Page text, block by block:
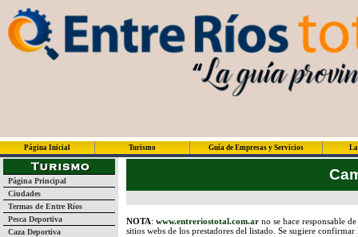
Página Inicial Turismo Guía de Empresas y Servicios
Página Principal
Ciudades
Termas de Entre Ríos
Pesca Deportiva
Caza Deportiva
NOTA: www.entreriostotal.com.arno se hace responsable
sitios webs de los prestadores del listado. Se sugiere confirmar